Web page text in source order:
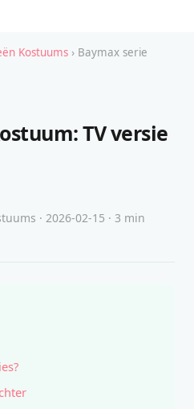
Kostuums › Baymax serie
TV versie
· 2026-02-15 · 3 min